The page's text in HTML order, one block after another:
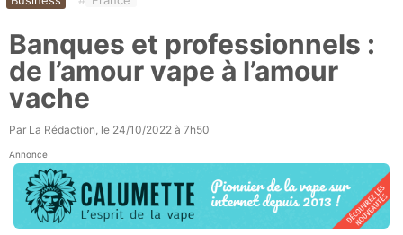
Banques et professionnels :
de l’amour vape à l’amour
vache
Par La Rédaction, le 24/10/2022 à 7h50
Annonce